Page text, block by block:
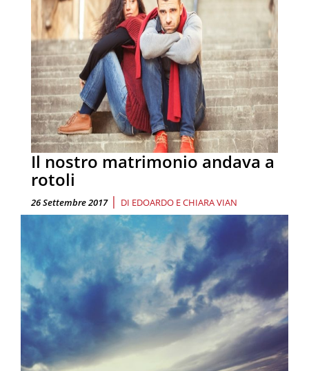
Il nostro matrimonio andava a
rotoli
26 Settembre 2017 | DI EDOARDO E CHIARA VIAN